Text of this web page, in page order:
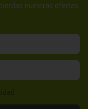
nuestras ofertas